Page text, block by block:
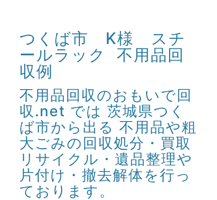
つくば市 K様 スチ
ールラック 不用品回
収例
不用品回収のおもいで回
収.net では 茨城県つく
ば市から出る 不用品や粗
大ごみの回収処分・買取
リサイクル・遺品整理や
片付け・撤去解体を行っ
ております。